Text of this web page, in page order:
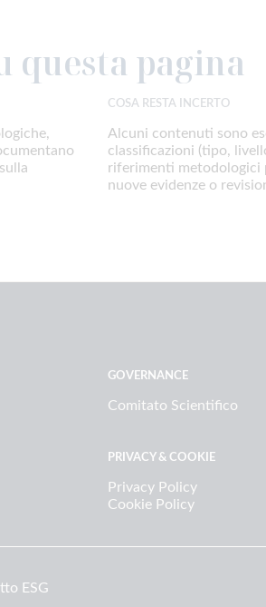
questa pagina
COSA RESTA INCERTO
Alcuni contenuti sono
classificazioni (tipo,
riferimenti metodologici
nuove evidenze o
GOVERNANCE
Comitato Scientifico
PRIVACY & COOKIE
Privacy Policy
Cookie Policy
ESG